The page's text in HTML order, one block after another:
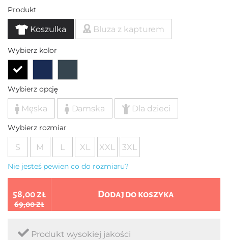
Produkt
Koszulka Bluza z kapturem
Wybierz kolor
Wybierz opcję
Męska Damska Dla dzieci
Wybierz rozmiar
S M L XL XXL 3XL
Nie jesteś pewien co do rozmiaru?
58,00 zł
69,00 zł
Dodaj do koszyka
Produkt wysokiej jakości